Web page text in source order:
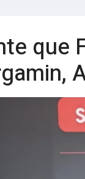
que